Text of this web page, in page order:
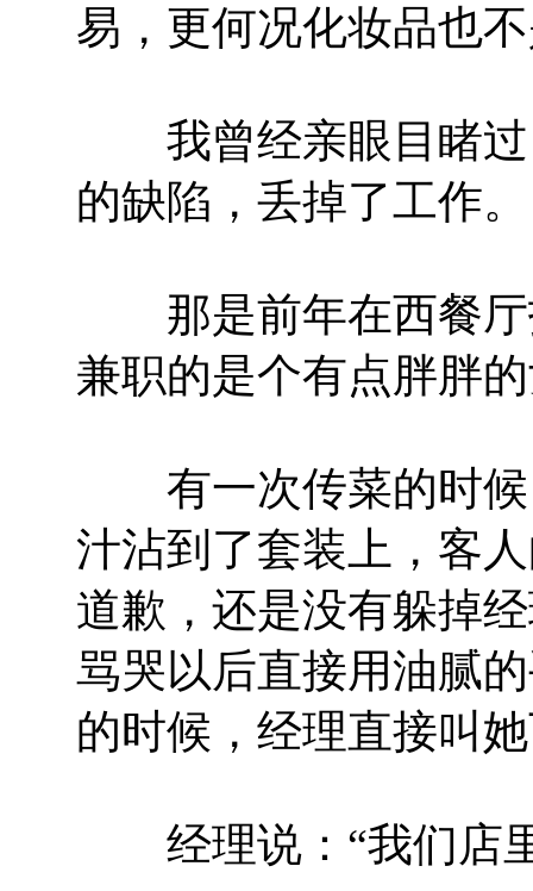
易，更何况化妆品也
我曾经亲眼目睹过
的缺陷，丢掉了工作。
那是前年在西餐厅
兼职的是个有点胖胖
有一次传菜的时候
汁沾到了套装上，客
道歉，还是没有躲掉
骂哭以后直接用油腻
的时候，经理直接叫
经理说：“我们店里